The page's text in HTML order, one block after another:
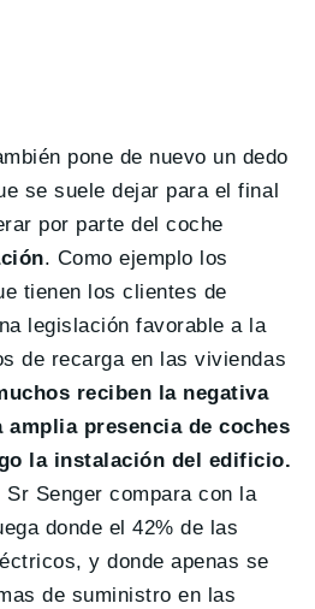
pone de nuevo un dedo
se suele dejar para el final
por parte del coche
. Como ejemplo los
tienen los clientes de
legislación favorable a la
de recarga en las viviendas
reciben la negativa
amplia presencia de coches
la instalación del edificio.
Senger compara con la
donde el 42% de las
y donde apenas se
de suministro en las